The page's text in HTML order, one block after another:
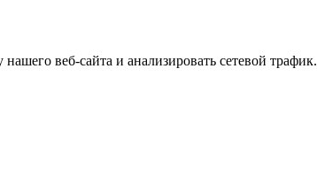
веб-сайта и анализировать сетевой трафик.